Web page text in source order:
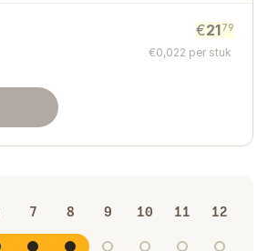
€21 79
€0,022 per stuk
7 8 9 10 11 12